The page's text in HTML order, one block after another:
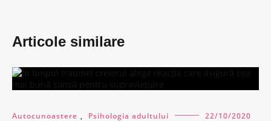
Articole similare
Autocunoastere , Psihologia adultului 22/10/2020